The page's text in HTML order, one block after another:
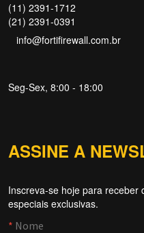
(11) 2391-1712
(21) 2391-0391
info@fortifirewall.com.br
Seg-Sex, 8:00 - 18:00
ASSINE A
Inscreva-se hoje para receber
especiais exclusivas.